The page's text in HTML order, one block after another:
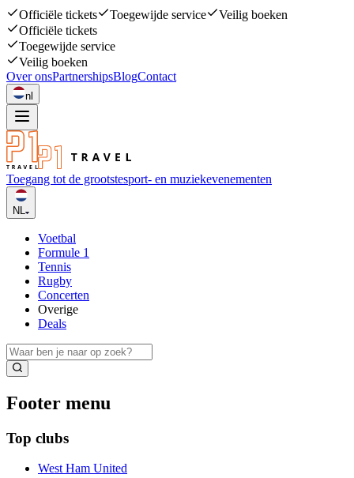
Officiële tickets Toegewijde service
Veilig boeken
Officiële tickets
Toegewijde service
Veilig boeken
Over onsPartnershipsBlogContact
nl
Toegang tot de grootstesport- en muziekevenementen
NL
Voetbal
Formule 1
Tennis
Rugby
Concerten
Overige
Deals
Footer menu
Top clubs
West Ham United